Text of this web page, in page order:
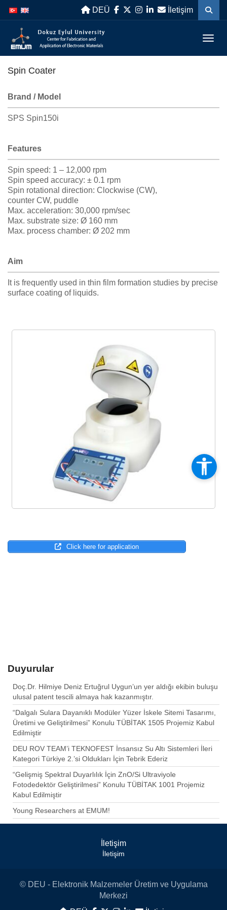
atla
atla
DEÜ İletişim
Spin Coater
Brand / Model
SPS Spin150i
Features
Spin speed: 1 – 12,000 rpm
Spin speed accuracy: ± 0.1 rpm
Spin rotational direction: Clockwise (CW),
counter CW, puddle
Max. acceleration: 30,000 rpm/sec
Max. substrate size: Ø 160 mm
Max. process chamber: Ø 202 mm
Aim
It is frequently used in thin film formation studies by precise
surface coating of liquids.
Click here for application
Duyurular
Doç.Dr. Hilmiye Deniz Ertuğrul Uygun’un yer aldığı ekibin buluşu
ulusal patent tescili almaya hak kazanmıştır.
“Dalgalı Sulara Dayanıklı Modüler Yüzer İskele Sitemi Tasarımı,
Üretimi ve Geliştirilmesi” Konulu TÜBİTAK 1505 Projemiz Kabul
Edilmiştir
DEU ROV TEAM’i TEKNOFEST İnsansız Su Altı Sistemleri İleri
Kategori Türkiye 2.’si Oldukları İçin Tebrik Ederiz
“Gelişmiş Spektral Duyarlılık İçin ZnO/Si Ultraviyole
Fotodedektör Geliştirilmesi” Konulu TÜBİTAK 1001 Projemiz
Kabul Edilmiştir
Young Researchers at EMUM!
İletişim
İletişim
© DEU - Elektronik Malzemeler Üretim ve Uygulama
Merkezi